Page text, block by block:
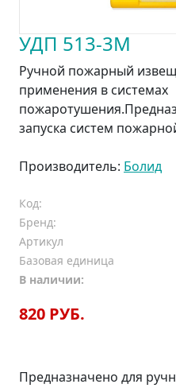
УДП 513-3М
Ручной пожарный
применения в системах
запуска систем
Производитель: Болид
Код:
Бренд:
Артикул
Базовая единица
В наличии:
820 РУБ.
Предназначено для